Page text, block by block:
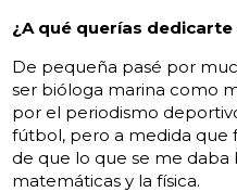
¿A qué querías
De pequeña pasé por
ser bióloga marina como
por el periodismo
fútbol, pero a medida que
de que lo que se me daba
matemáticas y la física.